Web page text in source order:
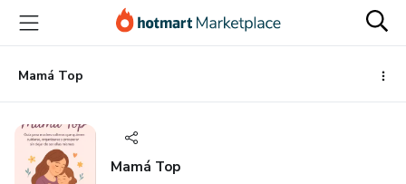
principal
página
de
página
Mamá Top
Mamá Top